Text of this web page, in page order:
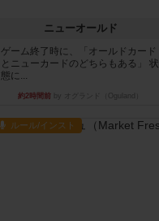
ニューオールド
ゲーム終了時に、「オールドカード
とニューカードのどちらもある」 状
態に...
約2時間前
ルール/インスト